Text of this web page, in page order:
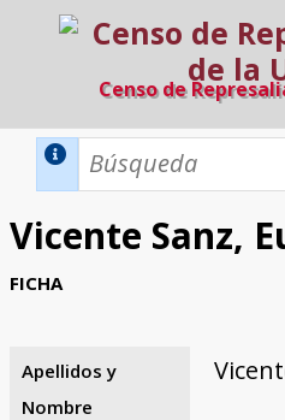
Censo de
Inicio
Búsqueda
Búsqueda
Razones y
El equipo
Colaboradores
Fuentes
Vicente Sanz,
FICHA
Apellidos y
Nombre